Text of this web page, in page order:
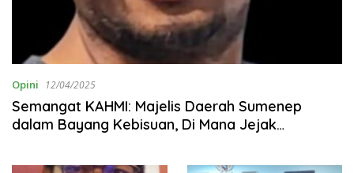
Opini 12/04/2025
Semangat KAHMI: Majelis Daerah Sumenep
dalam Bayang Kebisuan, Di Mana Jejak